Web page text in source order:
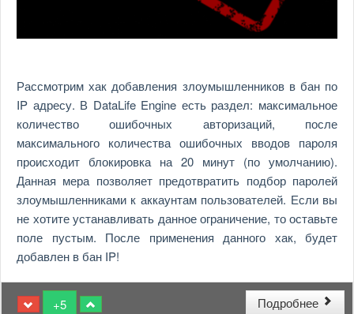
Рассмотрим хак добавления злоумышленников в бан по
IP адресу. В DataLife Engine есть раздел: максимальное
количество ошибочных авторизаций, после
максимального количества ошибочных вводов пароля
происходит блокировка на 20 минут (по умолчанию).
Данная мера позволяет предотвратить подбор паролей
злоумышленниками к аккаунтам пользователей. Если вы
не хотите устанавливать данное ограничение, то оставьте
поле пустым. После применения данного хак, будет
добавлен в бан IP!
+5 Подробнее